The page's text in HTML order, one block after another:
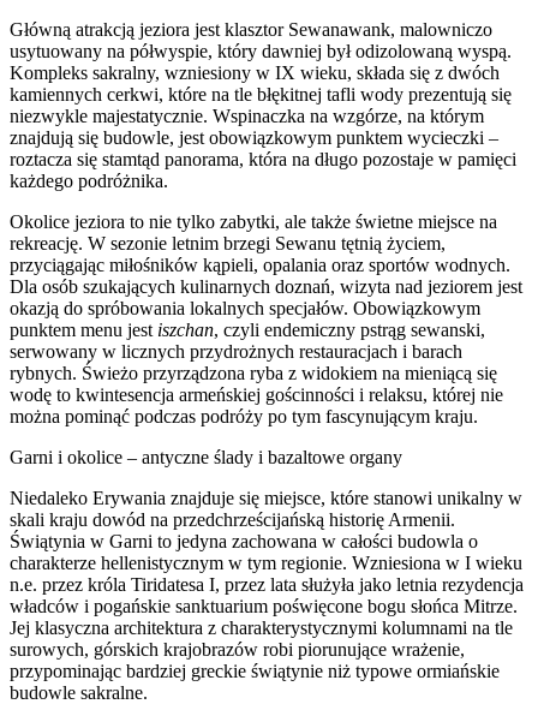
Główną atrakcją jeziora jest klasztor Sewanawank, malowniczo
usytuowany na półwyspie, który dawniej był odizolowaną wyspą.
Kompleks sakralny, wzniesiony w IX wieku, składa się z dwóch
kamiennych cerkwi, które na tle błękitnej tafli wody prezentują się
niezwykle majestatycznie. Wspinaczka na wzgórze, na którym
znajdują się budowle, jest obowiązkowym punktem wycieczki –
roztacza się stamtąd panorama, która na długo pozostaje w pamięci
każdego podróżnika.
Okolice jeziora to nie tylko zabytki, ale także świetne miejsce na
rekreację. W sezonie letnim brzegi Sewanu tętnią życiem,
przyciągając miłośników kąpieli, opalania oraz sportów wodnych.
Dla osób szukających kulinarnych doznań, wizyta nad jeziorem jest
okazją do spróbowania lokalnych specjałów. Obowiązkowym
punktem menu jest iszchan, czyli endemiczny pstrąg sewanski,
serwowany w licznych przydrożnych restauracjach i barach
rybnych. Świeżo przyrządzona ryba z widokiem na mieniącą się
wodę to kwintesencja armeńskiej gościnności i relaksu, której nie
można pominąć podczas podróży po tym fascynującym kraju.
Garni i okolice – antyczne ślady i bazaltowe organy
Niedaleko Erywania znajduje się miejsce, które stanowi unikalny w
skali kraju dowód na przedchrześcijańską historię Armenii.
Świątynia w Garni to jedyna zachowana w całości budowla o
charakterze hellenistycznym w tym regionie. Wzniesiona w I wieku
n.e. przez króla Tiridatesa I, przez lata służyła jako letnia rezydencja
władców i pogańskie sanktuarium poświęcone bogu słońca Mitrze.
Jej klasyczna architektura z charakterystycznymi kolumnami na tle
surowych, górskich krajobrazów robi piorunujące wrażenie,
przypominając bardziej greckie świątynie niż typowe ormiańskie
budowle sakralne.